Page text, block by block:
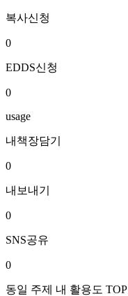
복사신청
0
EDDS신청
0
usage
내책장담기
0
내보내기
0
SNS공유
0
동일 주제 내 활용도 TOP